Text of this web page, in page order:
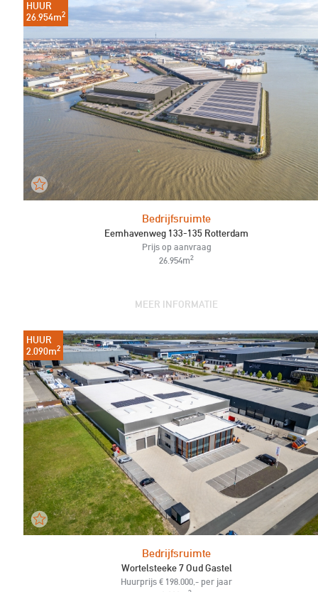
HUUR
26.954m2
Bedrijfsruimte
Eemhavenweg 133-135 Rotterdam
Prijs op aanvraag
26.954m2
MEER INFORMATIE
HUUR
2.090m2
Bedrijfsruimte
Wortelsteeke 7 Oud Gastel
Huurprijs € 198.000,- per jaar